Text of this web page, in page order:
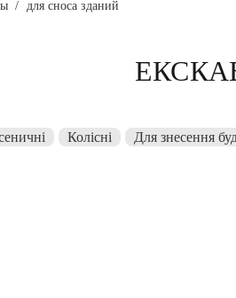
/ для сноса зданий
Колісні Для знесення